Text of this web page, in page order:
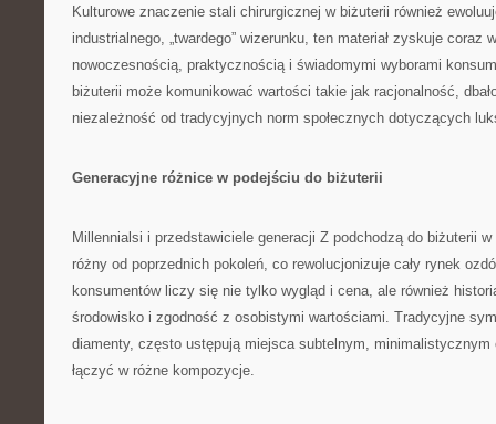
Kulturowe znaczenie stali chirurgicznej w biżuterii również
industrialnego, „twardego” wizerunku, ten materiał zyskuje coraz
nowoczesnością, praktycznością i świadomymi wyborami
biżuterii może komunikować wartości takie jak racjonalność,
niezależność od tradycyjnych norm społecznych dotyczących
Generacyjne różnice w podejściu do biżuterii
Millennialsi i przedstawiciele generacji Z podchodzą do biżuterii
różny od poprzednich pokoleń, co rewolucjonizuje cały rynek
konsumentów liczy się nie tylko wygląd i cena, ale również
środowisko i zgodność z osobistymi wartościami. Tradycyjne
diamenty, często ustępują miejsca subtelnym, minimalistycznym
łączyć w różne kompozycje.